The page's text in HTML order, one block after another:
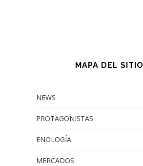
MAPA DEL SITIO
NEWS
PROTAGONISTAS
ENOLOGÍA
MERCADOS